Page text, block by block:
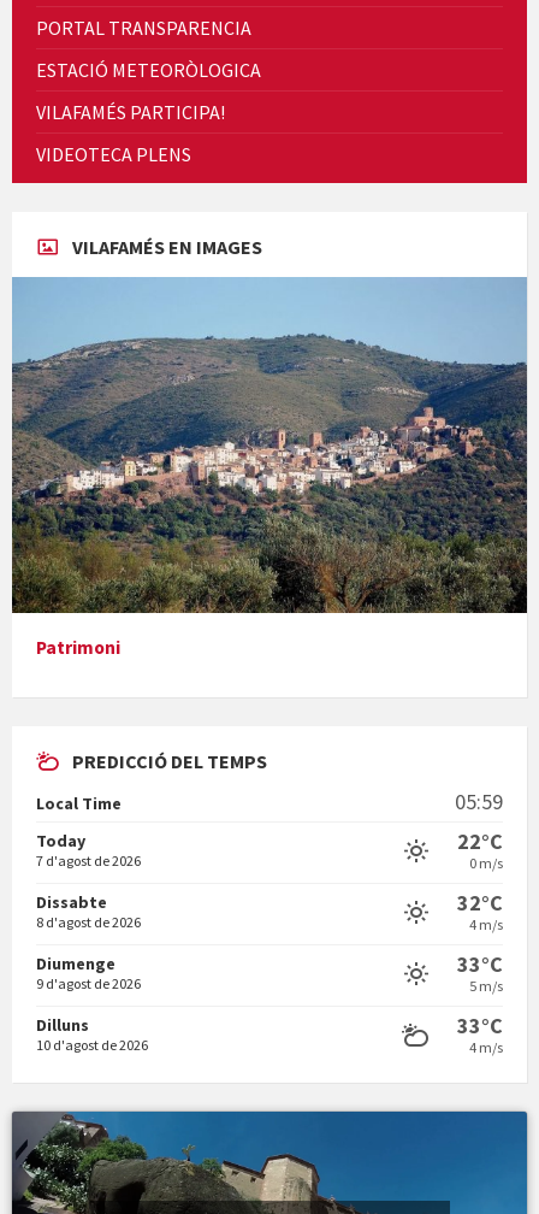
Cicle de Cine i Dones rurals
Concerts al Museu
Presentació del llibre &quot;La mare&quot;, d'Emma Zafon
En Bum
Vermuts a la Font. Hit parit
PORTAL TRANSPARENCIA
ESTACIÓ METEORÒLOGICA
VILAFAMÉS PARTICIPA!
VIDEOTECA PLENS
VILAFAMÉS EN IMAGES
Patrimoni
PREDICCIÓ DEL TEMPS
Local Time 05:59
Today
7 d'agost de 2026
22°C
0 m/s
Dissabte
8 d'agost de 2026
32°C
4 m/s
Diumenge
9 d'agost de 2026
33°C
5 m/s
Dilluns
10 d'agost de 2026
33°C
4 m/s